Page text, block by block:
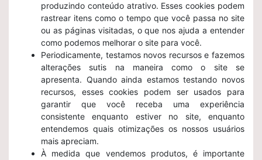
produzindo conteúdo atrativo. Esses cookies podem
rastrear itens como o tempo que você passa no site
ou as páginas visitadas, o que nos ajuda a entender
como podemos melhorar o site para você.
Periodicamente, testamos novos recursos e fazemos
alterações sutis na maneira como o site se
apresenta. Quando ainda estamos testando novos
recursos, esses cookies podem ser usados ​​para
garantir que você receba uma experiência
consistente enquanto estiver no site, enquanto
entendemos quais otimizações os nossos usuários
mais apreciam.
À medida que vendemos produtos, é importante